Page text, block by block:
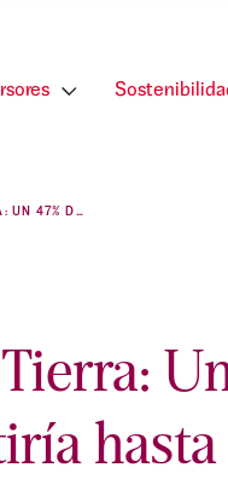
DÍA MUNDIAL DE LA TIERRA: UN 47% DE PROPIETARIOS INVERTIRÍA HASTA 50.000 EUROS PARA MEJORAR SU VIVIENDA A FAVOR DE SU SALUD Y EL PLANETA